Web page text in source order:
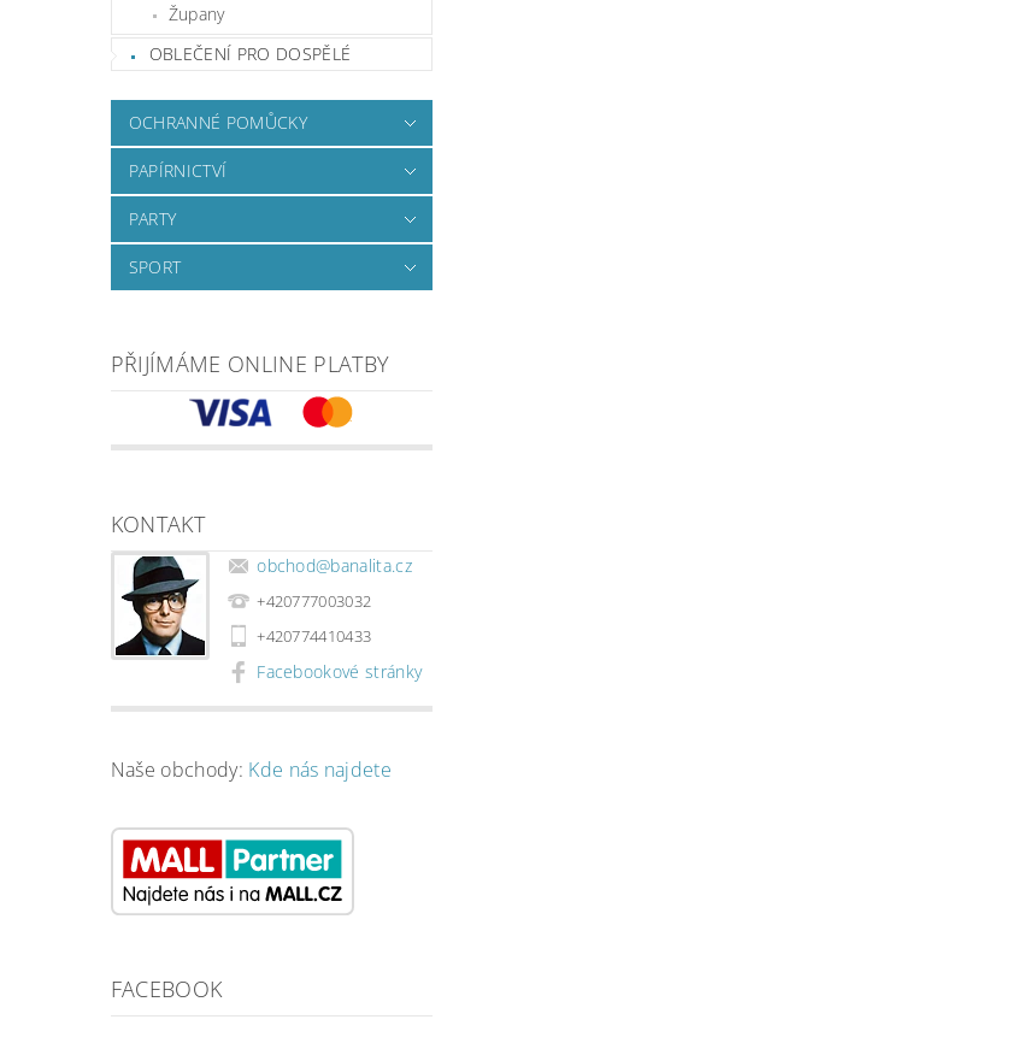
Župany
OBLEČENÍ PRO DOSPĚLÉ
OCHRANNÉ POMŮCKY
PAPÍRNICTVÍ
PARTY
SPORT
PŘIJÍMÁME ONLINE PLATBY
KONTAKT
obchod@banalita.cz
+420777003032
+420774410433
Facebookové stránky
Naše obchody: Kde nás najdete
FACEBOOK